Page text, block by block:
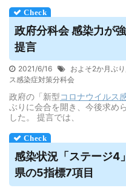
政府分科会 感染力が
提言
2021/6/16 およそ2か月ぶり
ス感染症対策分科会
政府の「新型コロナウイルス
ぶりに会合を開き、今後求め
した。 提言では、
感染状況「ステージ4
県の5指標7項目